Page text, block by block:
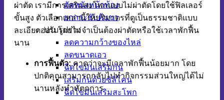
ตัดหนังหน้าท้อง
ยกกระชับต้นขา
ปรับรูปร่าง
ลดความกว้างของไหล่
ลดขนาดเอว
ฉีดไขมันเสริมก้น
เสริมก้นด้วยซิลิโคน
ฉีดไขมันเสริมสะโพก
ผ่าตัด เรามีการเสริมสะโพกแบบไม่ผ่าตัดโดยใช้ฟิลเลอร์
ขั้นสูง ตัวเลือกเหล่านี้ให้ปริมาตรที่ดูเป็นธรรมชาติแบบ
ละเอียดอ่อน โดยไม่จำเป็นต้องผ่าตัดหรือใช้เวลาพักฟื้น
นาน
การฟื้นตัว:คาดว่าจะมีเวลาพักฟื้นน้อยมาก โดย
ปกติคุณสามารถกลับไปทำกิจกรรมส่วนใหญ่ได้ไม่
นานหลังทำหัตถการ